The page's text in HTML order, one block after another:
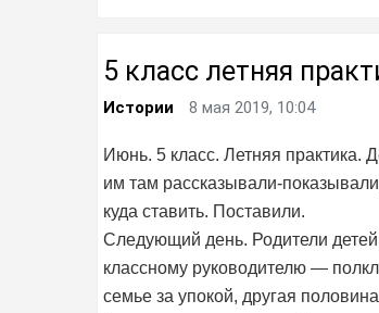
5 класс летняя
Истории 8 мая 2019, 10:04
Июнь. 5 класс. Летняя практика.
им там рассказывали-
куда ставить. Поставили.
Следующий день. Родители
классному руководителю —
семье за упокой, другая